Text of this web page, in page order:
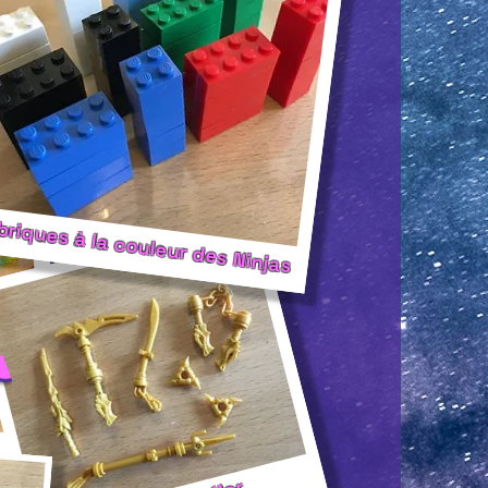
à la couleur des Ninjas